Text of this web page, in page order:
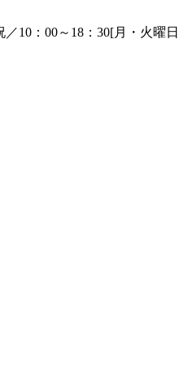
10：00～18：30[月・火曜日